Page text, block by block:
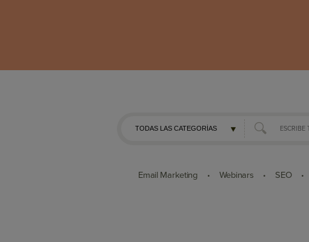
Email Marketing • Webinars • SEO •